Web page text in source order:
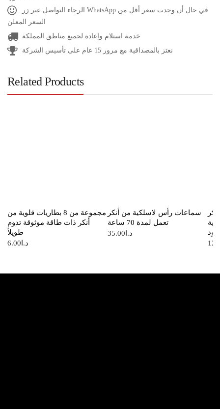
الرجاء التواصل عبر زر WhatsApp في حال أن وجدت سعر أقل من
السعر المعلن
خدمة استلام وإعادة لجميع مناطق المملكة
نعتز بالمصداقية مع مرور 15 عام على تأسيس الشركة
Related Products
مجموعة من 8 بطاريات قلوية من
أنكر ذات طاقة موثوقة تدوم
طويلاً
د.ا 6.00
سماعات رأس لاسلكية من أنكر
تعمل لمدة 70 ساعة
د.ا 35.00